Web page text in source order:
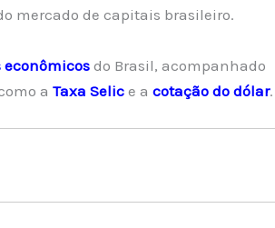
mercado de capitais brasileiro.
do Brasil, acompanhado
a Taxa Selic e a cotação do dólar.